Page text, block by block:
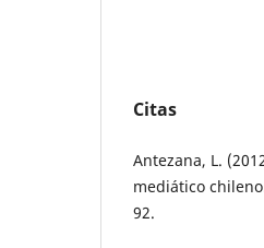
Citas
Antezana, L.
mediático
92.